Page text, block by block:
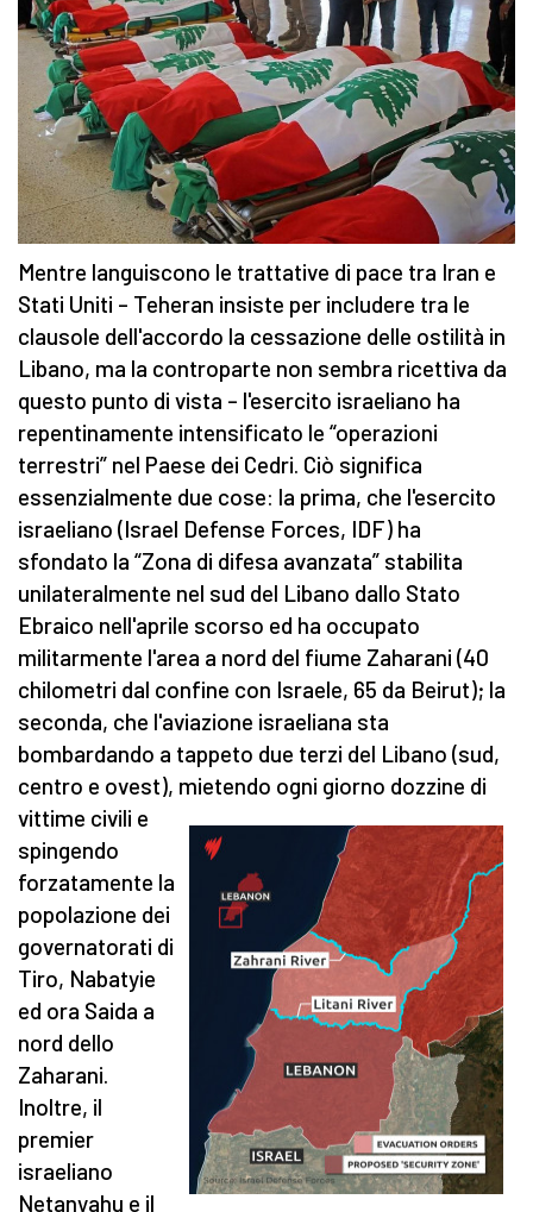
Mentre languiscono le trattative di pace tra Iran e
Stati Uniti – Teheran insiste per includere tra le
clausole dell'accordo la cessazione delle ostilità in
Libano, ma la controparte non sembra ricettiva da
questo punto di vista – l'esercito israeliano ha
repentinamente intensificato le “operazioni
terrestri” nel Paese dei Cedri. Ciò significa
essenzialmente due cose: la prima, che l'esercito
israeliano (Israel Defense Forces, IDF) ha
sfondato la “Zona di difesa avanzata” stabilita
unilateralmente nel sud del Libano dallo Stato
Ebraico nell'aprile scorso ed ha occupato
militarmente l'area a nord del fiume Zaharani (40
chilometri dal confine con Israele, 65 da Beirut); la
seconda, che l'aviazione israeliana sta
bombardando a tappeto due terzi del Libano (sud,
centro e ovest), mietendo ogni giorno dozzine di
vittime civili e
spingendo
forzatamente la
popolazione dei
governatorati di
Tiro, Nabatyie
ed ora Saida a
nord dello
Zaharani.
Inoltre, il
premier
israeliano
Netanyahu e il